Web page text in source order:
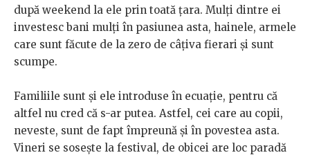
după weekend la ele prin toată ţara. Mulţi dintre ei
investesc bani mulţi în pasiunea asta, hainele, armele
care sunt făcute de la zero de câţiva fierari şi sunt
scumpe.
Familiile sunt şi ele introduse în ecuaţie, pentru că
altfel nu cred că s-ar putea. Astfel, cei care au copii,
neveste, sunt de fapt împreună şi în povestea asta.
Vineri se soseşte la festival, de obicei are loc paradă